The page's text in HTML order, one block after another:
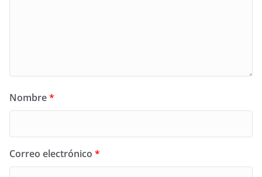
Nombre*
Correo electrónico *